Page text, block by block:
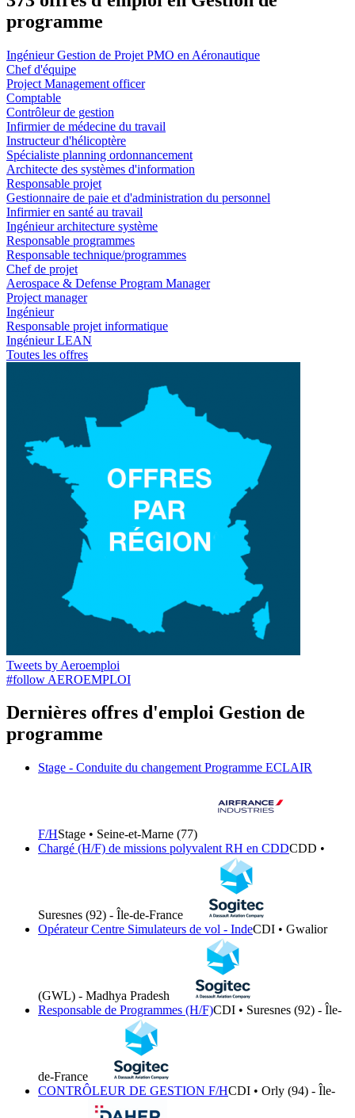
programme
Ingénieur Gestion de Projet PMO en Aéronautique
Chef d'équipe
Project Management officer
Comptable
Contrôleur de gestion
Infirmier de médecine du travail
Instructeur d'hélicoptère
Spécialiste planning ordonnancement
Architecte des systèmes d'information
Responsable projet
Gestionnaire de paie et d'administration du personnel
Infirmier en santé au travail
Ingénieur architecture système
Responsable programmes
Responsable technique/programmes
Chef de projet
Aerospace & Defense Program Manager
Project manager
Ingénieur
Responsable projet informatique
Ingénieur LEAN
Toutes les offres
Tweets by Aeroemploi
#follow AEROEMPLOI
Dernières offres d'emploi Gestion de
programme
Stage - Conduite du changement Programme ECLAIR
F/HStage • Seine-et-Marne (77)
Chargé (H/F) de missions polyvalent RH en CDDCDD •
Suresnes (92) - Île-de-France
Opérateur Centre Simulateurs de vol - IndeCDI • Gwalior
(GWL) - Madhya Pradesh
Responsable de Programmes (H/F)CDI • Suresnes (92) - Île-
de-France
CONTRÔLEUR DE GESTION F/HCDI • Orly (94) - Île-